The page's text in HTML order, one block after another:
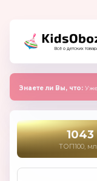
Всё о детских
Знаете ли Вы, что: Уже
1043
ТОП100,